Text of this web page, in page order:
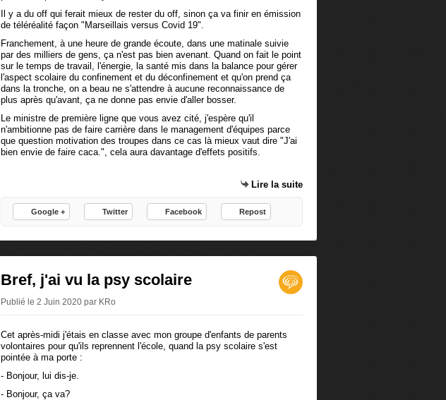
Il y a du off qui ferait mieux de rester du off, sinon ça va finir en émission
de téléréalité façon "Marseillais versus Covid 19".
Franchement, à une heure de grande écoute, dans une matinale suivie
par des milliers de gens, ça n'est pas bien avenant. Quand on fait le point
sur le temps de travail, l'énergie, la santé mis dans la balance pour gérer
l'aspect scolaire du confinement et du déconfinement et qu'on prend ça
dans la tronche, on a beau ne s'attendre à aucune reconnaissance de
plus après qu'avant, ça ne donne pas envie d'aller bosser.
Le ministre de première ligne que vous avez cité, j'espère qu'il
n'ambitionne pas de faire carrière dans le management d'équipes parce
que question motivation des troupes dans ce cas là mieux vaut dire "J'ai
bien envie de faire caca.", cela aura davantage d'effets positifs.
Lire la suite
Google + Twitter Facebook Repost
Bref, j'ai vu la psy scolaire
Publié le 2 Juin 2020 par KRo
Cet après-midi j'étais en classe avec mon groupe d'enfants de parents
volontaires pour qu'ils reprennent l'école, quand la psy scolaire s'est
pointée à ma porte :
- Bonjour, lui dis-je.
- Bonjour, ça va?